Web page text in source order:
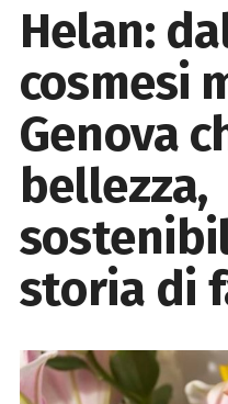
Helan:
cosmesi
Genova
bellezza,
storia di